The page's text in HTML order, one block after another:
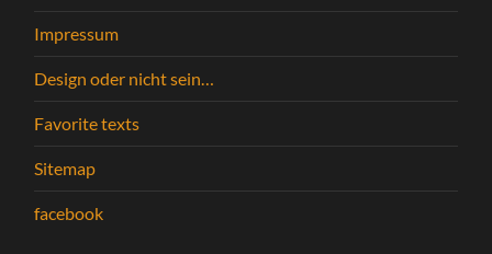
Impressum
Design oder nicht sein…
Favorite texts
Sitemap
facebook